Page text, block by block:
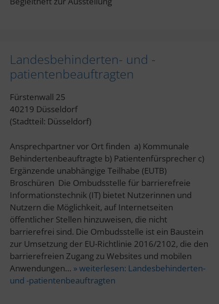
Landesbehinderten- und -
patientenbeauftragten
Fürstenwall 25
40219 Düsseldorf
(Stadtteil: Düsseldorf)
Ansprechpartner vor Ort finden a) Kommunale
Behindertenbeauftragte b) Patientenfürsprecher c)
Ergänzende unabhängige Teilhabe (EUTB)
Broschüren Die Ombudsstelle für barrierefreie
Informationstechnik (IT) bietet Nutzerinnen und
Nutzern die Möglichkeit, auf Internetseiten
öffentlicher Stellen hinzuweisen, die nicht
barrierefrei sind. Die Ombudsstelle ist ein Baustein
zur Umsetzung der EU-Richtlinie 2016/2102, die den
barrierefreien Zugang zu Websites und mobilen
Anwendungen… » weiterlesen: Landesbehinderten-
und -patientenbeauftragten